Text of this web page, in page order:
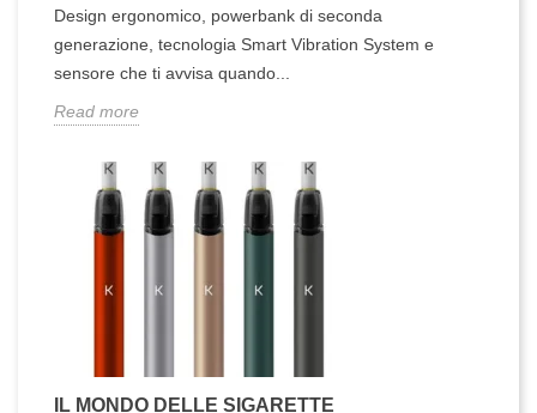
Design ergonomico, powerbank di seconda
generazione, tecnologia Smart Vibration System e
sensore che ti avvisa quando...
Read more
IL MONDO DELLE SIGARETTE